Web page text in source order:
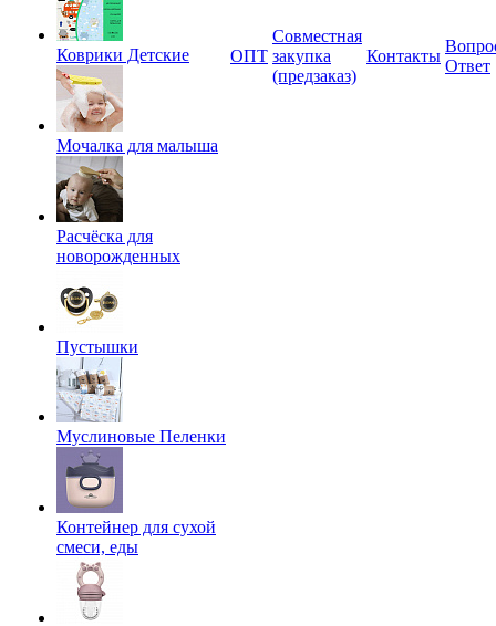
Коврики Детские
Мочалка для малыша
Расчёска для
новорожденных
Пустышки
Муслиновые Пеленки
Контейнер для сухой
смеси, еды
ОПТ
Совместная
закупка
(предзаказ)
Контакты
Ответ